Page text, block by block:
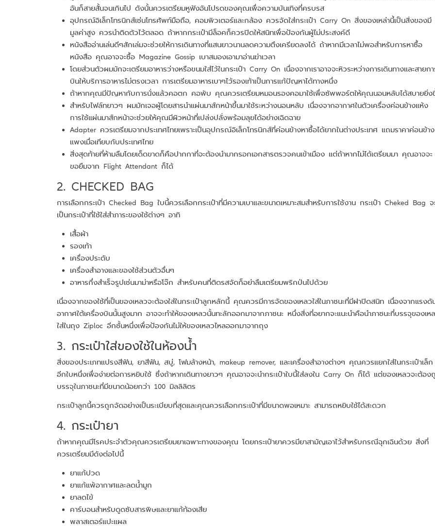
อันก็สายสั้นจนเกินไป ดังนั้นควรเตรียมหูฟังอันโปรดของคุณเพื่อความบันเทิงที่ครบรส
อุปกรณ์อิเล็กโทรนิกส์เช่นโทรศัพท์มือถือ, คอมพิวเตอร์และกล้อง ควรจัดใส่กระเป๋า Carry On สิ่งของเหล่านี้เป็นสิ่งของมี
มูลค่าสูง ควรนำติดตัวไว้ตลอด ถ้าหากกระเป๋ามีล็อคก็ควรปิดให้สนิทเพื่อป้องกันผู้ไม่ประสงค์ดี
หนังสืออ่านเล่นดีๆสักเล่มจะช่วยให้การเดินทางที่แสนยาวนานลดความตึงเครียดลงได้ ถ้าหากมีเวลาไม่พอสำหรับการหาซื้อ
หนังสือ คุณอาจจะซื้อ Magazine Gossip เบาสมองเอามาอ่านฆ่าเวลา
โดยส่วนตัวผมมักจะเตรียมอาหารว่างหรือขนมใส่ไว้ในกระเป๋า Carry On เนื่องจากเราอาจจะหิวระหว่างการเดินทางและสายกา
บินให้บริการอาหารไม่ตรงเวลา การเตรียมอาหารเบาๆไว้รองเท้าเป็นการแก้ปัญหาได้ทางหนึ่ง
ถ้าหากคุณมีปัญหากับการนั่งแล้วคอตก คอพับ คุณควรเตรียมหมอนรองคอมาใช้เพื่อซัพพอร์ตให้คุณนอนหลับได้สบายยิ่ง
สำหรับไฟล์ทยาวๆ ผมมักเจอผู้โดยสารนำแผ่นมาส์กหน้าขึ้นมาใช้ระหว่างนอนหลับ เนื่องจากอากาศในตัวเครื่องค่อนข้างแห้ง
การใช้แผ่นมาส์กหน้าจะช่วยให้คุณมีผิวหน้าที่เปล่งปลั่งพร้อมลุยได้อย่างเฉิดฉาย
Adapter ควรเตรียมจากประเทศไทยเพราะเป็นอุปกรณ์อิเล็กโทรนิกส์ที่ค่อนข้างหาซื้อได้ยากในต่างประเทศ แถมราคาค่อนข้าง
แพงเมื่อเทียบกับประเทศไทย
สิ่งสุดท้ายที่ห้ามลืมโดยเด็ดขาดก็คือปากกาที่จะต้องนำมากรอกเอกสารตรวจคนเข้าเมือง แต่ถ้าหากไม่ได้เตรียมมา คุณอาจจะ
ขอยืมจาก Flight Attendant ก็ได้
2. CHECKED BAG
การเลือกกระเป๋า Checked Bag ใบนี้ควรเลือกกระเป๋าที่มีความเบาและขนาดเหมาะสมสำหรับการใช้งาน กระเป๋า Cheked Bag จ
เป็นกระเป๋าที่ใช้ใส่สำภาระของใช้ต่างๆ อาทิ
เสื้อผ้า
รองเท้า
เครื่องประดับ
เครื่องสำอางและของใช้ส่วนตัวอื่นๆ
อาหารกึ่งสำเร็จรูปเช่นมาม่าหรือโจ๊ก สำหรับคนที่ติดรสจัดก็อย่าลืมเตรียมพริกป่นไปด้วย
เนื่องจากของใช้ที่เป็นของเหลวจะต้องใส่ในกระเป๋าลูกหลักนี้ คุณควรมีการจัดของเหลวใส่ในภาชนะที่มีฝาปิดสนิท เนื่องจากแรงดั
อากาศใต้เครื่องบินนั้นสูงมาก อาจจะทำให้ของเหลวนั้นทะลักออกมาจากภาชนะ หนึ่งสิ่งที่อยากจะแนะนำคือนำภาชนะที่บรรจุของเห
ใส่ในถุง Ziploc อีกชั้นหนึ่งเพื่อป้องกันไม่ให้ของเหลวไหลออกมาจากถุง
3. กระเป๋าใส่ของใช้ในห้องน้ำ
สิ่งของประเภทแปรงสีฟัน, ยาสีฟัน, สบู่, โฟมล้างหน้า, makeup remover, และเครื่องสำอางต่างๆ คุณควรแยกใส่ในกระเป๋าเล็ก
อีกใบหนึ่งเพื่อง่ายต่อการหยิบใช้ ซึ่งถ้าหากเดินทางยาวๆ คุณอาจจะนำกระเป๋าใบนี้ใส่ลงใน Carry On ก็ได้ แต่ของเหลวจะต้อง
บรรจุในภาชนะที่มีขนาดน้อยกว่า 100 มิลลิลิตร
กระเป๋าลูกนี้ควรถูกจัดอย่างเป็นระเบียบที่สุดและคุณควรเลือกกระเป๋าที่มีขนาดพอเหมาะ สามารถหยิบใช้ได้สะดวก
4. กระเป๋ายา
ถ้าหากคุณมีโรคประจำตัวคุณควรเตรียมยาเฉพาะทางของคุณ โดยกระเป๋ายาควรมียาสามัญเอาไว้สำหรับกรณีฉุกเฉินด้วย สิ่งที่
ควรเตรียมมีดังต่อไปนี้
ยาแก้ปวด
ยาแก้แพ้อากาศและลดน้ำมูก
ยาลดไข้
คาร์บอนสำหรับดูดซับสารพิษและยาแก้ท้องเสีย
พลาสเตอร์แปะแผล